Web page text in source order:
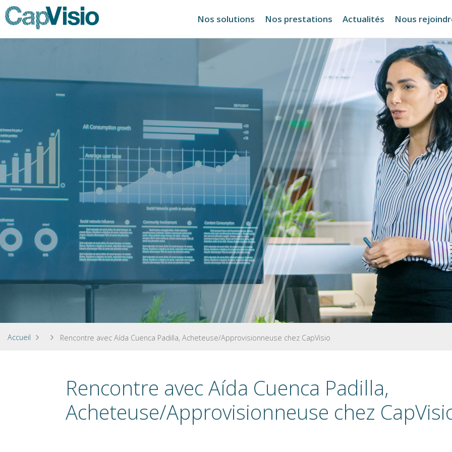
Nos solutions Nos prestations Actualités Nous
Accueil Rencontre avec Aída Cuenca Padilla, Acheteuse/Approvisionneuse chez CapVisio
Rencontre avec Aída Cuenca Padilla,
Acheteuse/Approvisionneuse chez